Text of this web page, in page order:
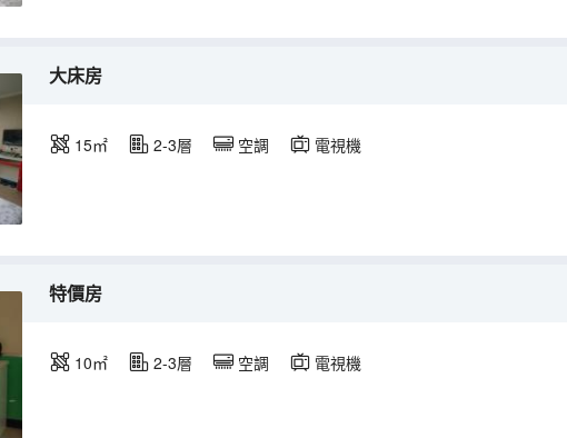
大床房
15㎡ 2-3層 空調 電視機
特價房
10㎡ 2-3層 空調 電視機